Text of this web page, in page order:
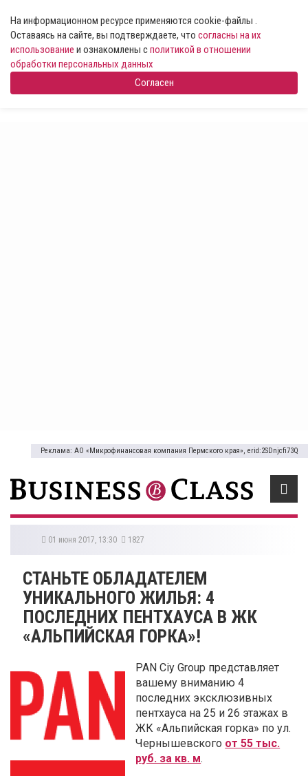
На информационном ресурсе применяются cookie-файлы .
Оставаясь на сайте, вы подтверждаете, что согласны на их
использование и ознакомлены сполитикой в отношении
обработки персональных данных
Согласен
Реклама: АО «Микрофинансовая компания Пермского края», erid:2SDnjcfi73Q
01 июня 2017, 13:30 1827
СТАНЬТЕ ОБЛАДАТЕЛЕМ
УНИКАЛЬНОГО ЖИЛЬЯ: 4
ПОСЛЕДНИХ ПЕНТХАУСА В ЖК
«АЛЬПИЙСКАЯ ГОРКА»!
PAN Ciy Group представляет
вашему вниманию 4
последних эксклюзивных
пентхауса на 25 и 26 этажах в
ЖК «Альпийская горка» по ул.
Чернышевского от 55 тыс.
руб. за кв. м.